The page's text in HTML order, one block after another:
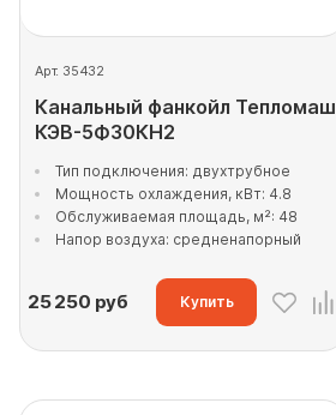
Арт. 35432
Канальный фанкойл Тепломаш
КЭВ-5Ф30КН2
Тип подключения: двухтрубное
Мощность охлаждения, кВт: 4.8
Обслуживаемая площадь, м²: 48
Напор воздуха: средненапорный
25 250 руб Купить